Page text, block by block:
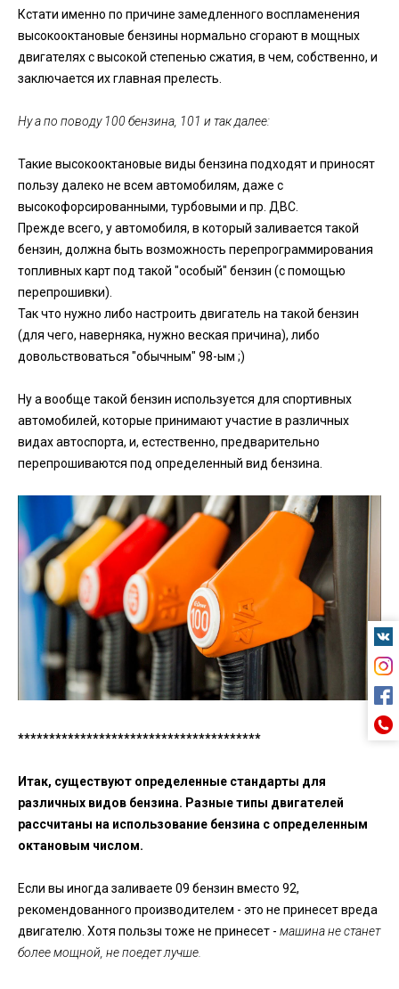
Кстати именно по причине замедленного воспламенения
высокооктановые бензины нормально сгорают в мощных
двигателях с высокой степенью сжатия, в чем, собственно, и
заключается их главная прелесть.
Ну а по поводу 100 бензина, 101 и так далее:
Такие высокооктановые виды бензина подходят и приносят
пользу далеко не всем автомобилям, даже с
высокофорсированными, турбовыми и пр. ДВС.
Прежде всего, у автомобиля, в который заливается такой
бензин, должна быть возможность перепрограммирования
топливных карт под такой "особый" бензин (с помощью
перепрошивки).
Так что нужно либо настроить двигатель на такой бензин
(для чего, наверняка, нужно веская причина), либо
довольствоваться "обычным" 98-ым ;)
Ну а вообще такой бензин используется для спортивных
автомобилей, которые принимают участие в различных
видах автоспорта, и, естественно, предварительно
перепрошиваются под определенный вид бензина.
***************************************
Итак, существуют определенные стандарты для
различных видов бензина. Разные типы двигателей
рассчитаны на использование бензина с определенным
октановым числом.
Если вы иногда заливаете 09 бензин вместо 92,
рекомендованного производителем - это не принесет вреда
двигателю. Хотя пользы тоже не принесет - машина не станет
более мощной, не поедет лучше.